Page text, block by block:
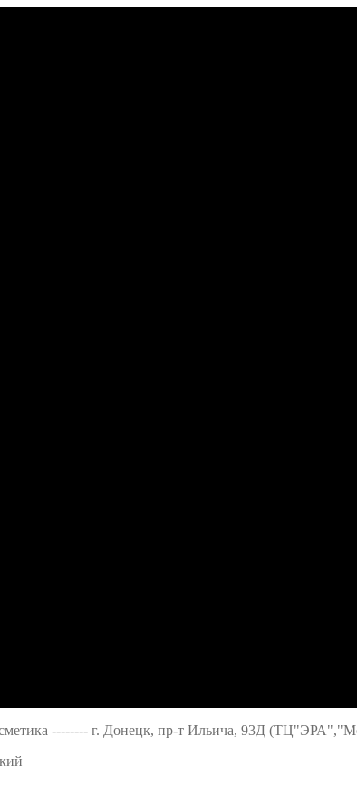
-------- г. Донецк, пр-т Ильича, 93Д